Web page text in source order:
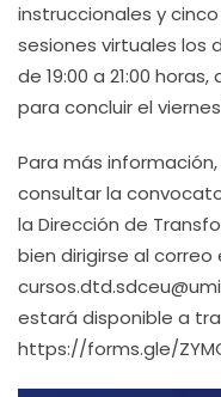
instruccionales y
sesiones virtuales los
de 19:00 a 21:00
para concluir el
Para más
consultar la
la Dirección de
bien dirigirse al
estará disponible a
https://forms.gle/